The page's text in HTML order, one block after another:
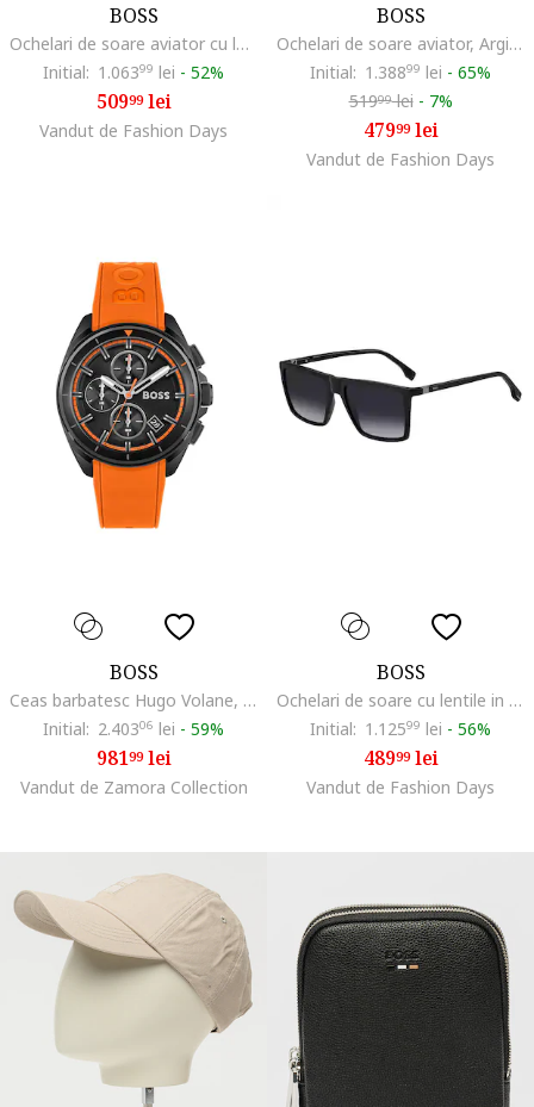
BOSS
Ochelari de soare aviator cu lentile in degrade, Black Onyx/Argintiu
Initial: 1.06399 lei - 52%
50999lei
Vandut de Fashion Days
BOSS
Ochelari de soare aviator, Argintiu inchis
Initial: 1.38899 lei - 65%
51999lei - 7%
47999lei
Vandut de Fashion Days
BOSS
Ceas barbatesc Hugo Volane, 1010724182, Portocaliu
Initial: 2.40306 lei - 59%
98199lei
Vandut de Zamora Collection
BOSS
Ochelari de soare cu lentile in degrade
Initial: 1.12599 lei - 56%
48999lei
Vandut de Fashion Days